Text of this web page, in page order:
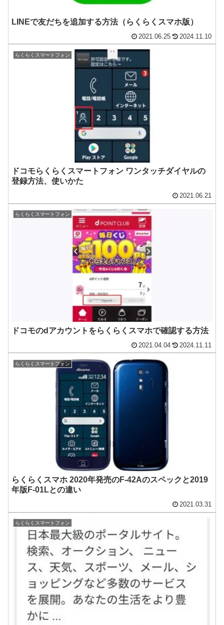
LINEで友だちを追加する方法（らくらくスマホ版）
2021.06.25 2024.11.10
らくらくスマートフォン
ドコモらくらくスマートフォン ワンタッチダイヤルの
登録方法、使いかた
2021.06.21
らくらくスマートフォン
ドコモのdアカウントをらくらくスマホで確認する方法
2021.04.04 2024.11.11
らくらくスマートフォン
らくらくスマホ 2020年発売のF-42Aのスペックと2019
年版F-01Lとの違い
2021.03.31
らくらくスマートフォン